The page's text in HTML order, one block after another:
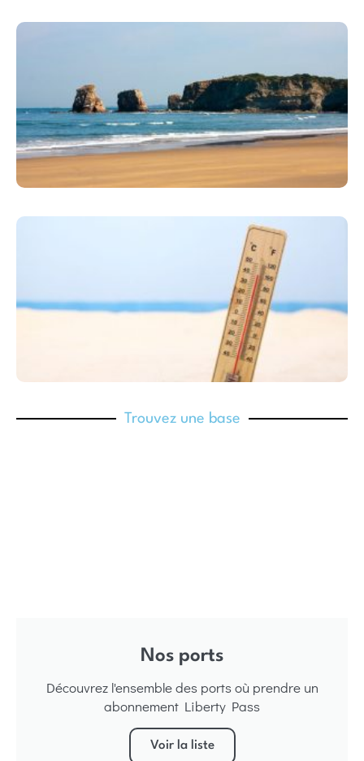
Trouvez une base
Nos ports
Découvrez l'ensemble des ports où prendre un
abonnement Liberty Pass
Voir la liste